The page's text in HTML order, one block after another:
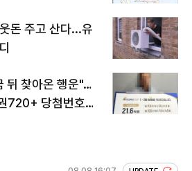
돈 주고 산다...유
뒤 찾아온 행운"…
720+ 당첨번호조